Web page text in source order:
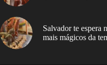
Salvador te espera
mais mágicos da